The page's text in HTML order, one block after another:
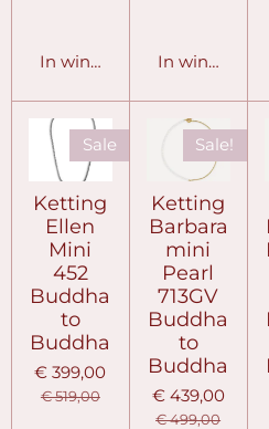
In winkelwagen
In
Sale
Ketting
Ellen
Mini
452
Buddha
to
Buddha
€ 399,00
€ 519,00
Sale!
Ketting
Barbara
mini
Pearl
713GV
Buddha
to
Buddha
€ 439,00
€ 499,00